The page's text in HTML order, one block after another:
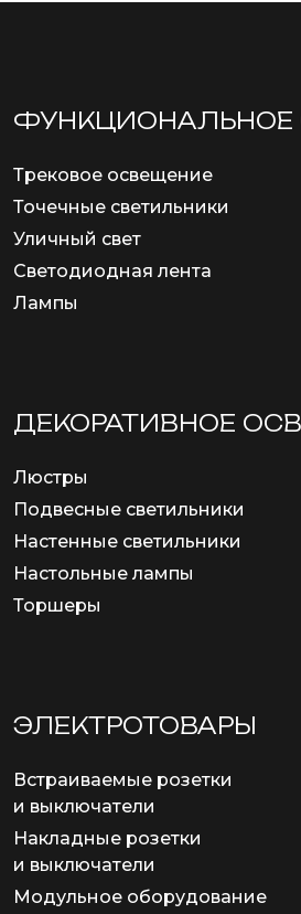
ФУНКЦИОНА­ЛЬНОЕ
Трековое освещение
Точечные светильники
Уличный свет
Светодиодная лента
Лампы
ДЕКОРАТИВНОЕ
Люстры
Подвесные светильники
Настенные светильники
Настольные лампы
Торшеры
ЭЛЕКТРОТОВАРЫ
Встраиваемые розетки
и выключатели
Накладные розетки
и выключатели
Модульное оборудование